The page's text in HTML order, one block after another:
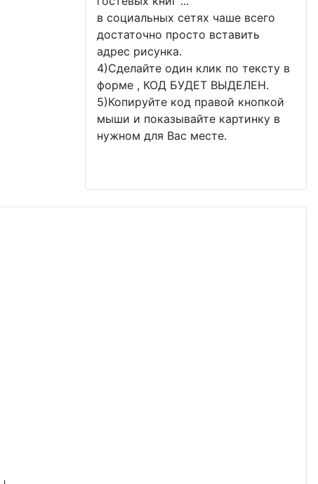
в социальных сетях чаше всего
достаточно просто вставить
адрес рисунка.
4)Сделайте один клик по тексту в
форме , КОД БУДЕТ ВЫДЕЛЕН.
5)Копируйте код правой кнопкой
мыши и показывайте картинку в
нужном для Вас месте.